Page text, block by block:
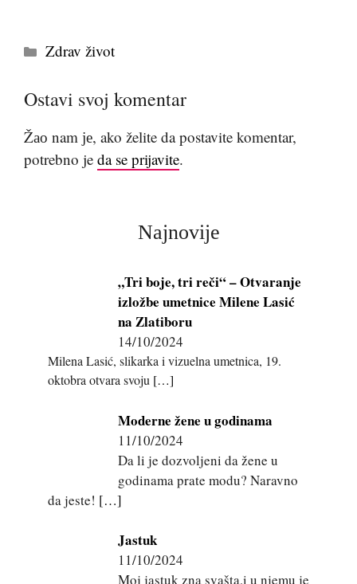
Kategorije
Zdrav život
Ostavi svoj komentar
Žао nam је, ako želite da postavite komentar,
potrebno je da se prijavite.
Najnovije
„Tri boje, tri reči“ – Otvaranje
izložbe umetnice Milene Lasić
na Zlatiboru
14/10/2024
Milena Lasić, slikarka i vizuelna umetnica, 19.
oktobra otvara svoju […]
Moderne žene u godinama
11/10/2024
Da li je dozvoljeni da žene u
godinama prate modu? Naravno
da jeste! […]
Jastuk
11/10/2024
Moj jastuk zna svašta,i u njemu je